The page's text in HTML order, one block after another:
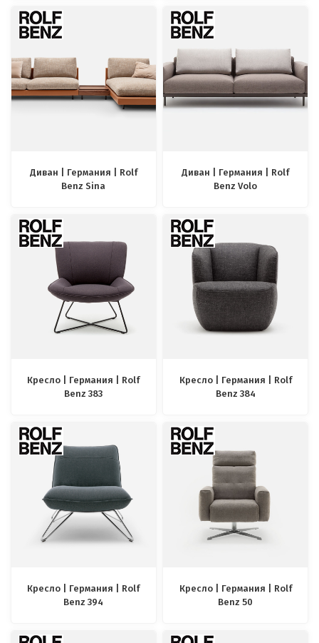
Диван | Германия | Rolf
Benz Sina
Диван | Германия | Rolf
Benz Volo
Кресло | Германия | Rolf
Benz 383
Кресло | Германия | Rolf
Benz 384
Кресло | Германия | Rolf
Benz 394
Кресло | Германия | Rolf
Benz 50